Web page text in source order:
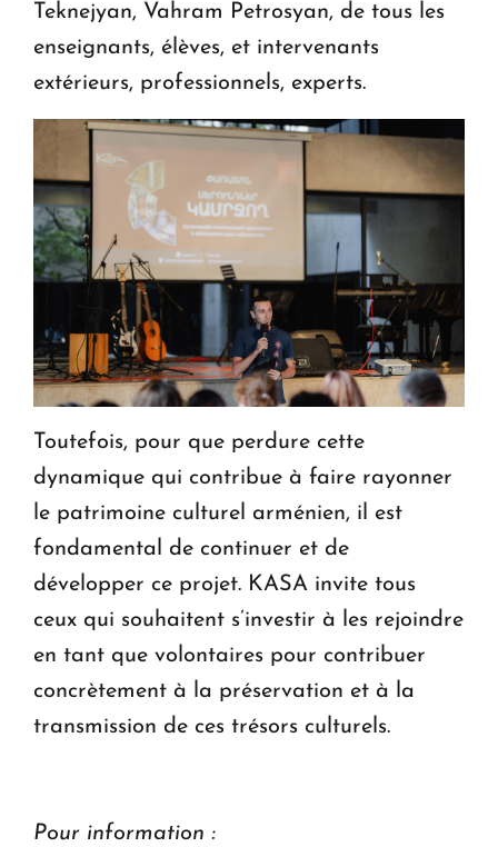
Teknejyan, Vahram Petrosyan, de tous les
enseignants, élèves, et intervenants
extérieurs, professionnels, experts.
Toutefois, pour que perdure cette
dynamique qui contribue à faire rayonner
le patrimoine culturel arménien, il est
fondamental de continuer et de
développer ce projet. KASA invite tous
ceux qui souhaitent s’investir à les rejoindre
en tant que volontaires pour contribuer
concrètement à la préservation et à la
transmission de ces trésors culturels.
Pour information :